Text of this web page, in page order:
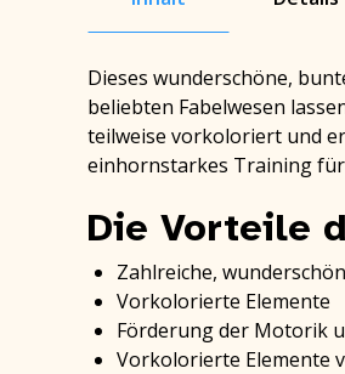
Dieses wunderschöne,
beliebten Fabelwesen
teilweise vorkoloriert und
einhornstarkes Training für
Die Vorteile
Zahlreiche,
Vorkolorierte Elemente
Förderung der Motorik
Vorkolorierte Elemente